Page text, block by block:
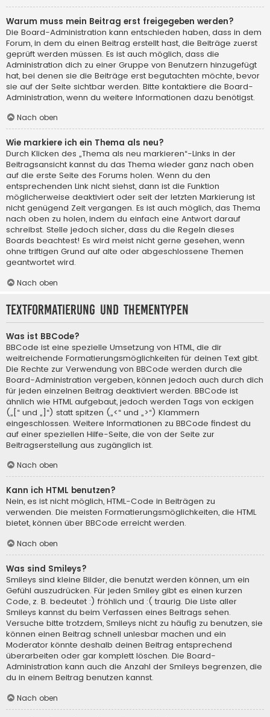
Warum muss mein Beitrag erst freigegeben werden?
Die Board-Administration kann entschieden haben, dass in dem
Forum, in dem du einen Beitrag erstellt hast, die Beiträge zuerst
geprüft werden müssen. Es ist auch möglich, dass die
Administration dich zu einer Gruppe von Benutzern hinzugefügt
hat, bei denen sie die Beiträge erst begutachten möchte, bevor
sie auf der Seite sichtbar werden. Bitte kontaktiere die Board-
Administration, wenn du weitere Informationen dazu benötigst.
Nach oben
Wie markiere ich ein Thema als neu?
Durch Klicken des „Thema als neu markieren“-Links in der
Beitragsansicht kannst du das Thema wieder ganz nach oben
auf die erste Seite des Forums holen. Wenn du den
entsprechenden Link nicht siehst, dann ist die Funktion
möglicherweise deaktiviert oder seit der letzten Markierung ist
nicht genügend Zeit vergangen. Es ist auch möglich, das Thema
nach oben zu holen, indem du einfach eine Antwort darauf
schreibst. Stelle jedoch sicher, dass du die Regeln dieses
Boards beachtest! Es wird meist nicht gerne gesehen, wenn
ohne triftigen Grund auf alte oder abgeschlossene Themen
geantwortet wird.
Nach oben
Textformatierung und Thementypen
Was ist BBCode?
BBCode ist eine spezielle Umsetzung von HTML, die dir
weitreichende Formatierungsmöglichkeiten für deinen Text gibt.
Die Rechte zur Verwendung von BBCode werden durch die
Board-Administration vergeben, können jedoch auch durch dich
für jeden einzelnen Beitrag deaktiviert werden. BBCode ist
ähnlich wie HTML aufgebaut, jedoch werden Tags von eckigen
(„[“ und „]“) statt spitzen („<“ und „>“) Klammern
eingeschlossen. Weitere Informationen zu BBCode findest du
auf einer speziellen Hilfe-Seite, die von der Seite zur
Beitragserstellung aus zugänglich ist.
Nach oben
Kann ich HTML benutzen?
Nein, es ist nicht möglich, HTML-Code in Beiträgen zu
verwenden. Die meisten Formatierungsmöglichkeiten, die HTML
bietet, können über BBCode erreicht werden.
Nach oben
Was sind Smileys?
Smileys sind kleine Bilder, die benutzt werden können, um ein
Gefühl auszudrücken. Für jeden Smiley gibt es einen kurzen
Code, z. B. bedeutet :) fröhlich und :( traurig. Die Liste aller
Smileys kannst du beim Verfassen eines Beitrags sehen.
Versuche bitte trotzdem, Smileys nicht zu häufig zu benutzen, sie
können einen Beitrag schnell unlesbar machen und ein
Moderator könnte deshalb deinen Beitrag entsprechend
überarbeiten oder gar komplett löschen. Die Board-
Administration kann auch die Anzahl der Smileys begrenzen, die
du in einem Beitrag benutzen kannst.
Nach oben